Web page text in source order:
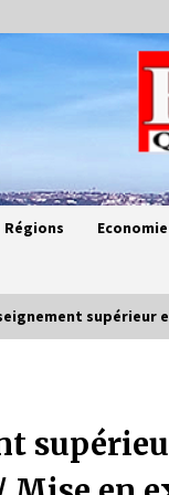
Régions Economie
nous supérieur